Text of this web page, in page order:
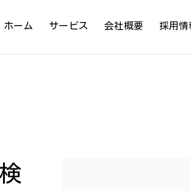
ホーム サービス 会社概要 採用情